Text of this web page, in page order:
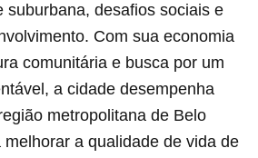
suburbana, desafios sociais e
Com sua economia
comunitária e busca por um
a cidade desempenha
metropolitana de Belo
a qualidade de vida de